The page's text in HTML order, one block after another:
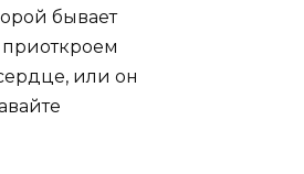
бывает
или он